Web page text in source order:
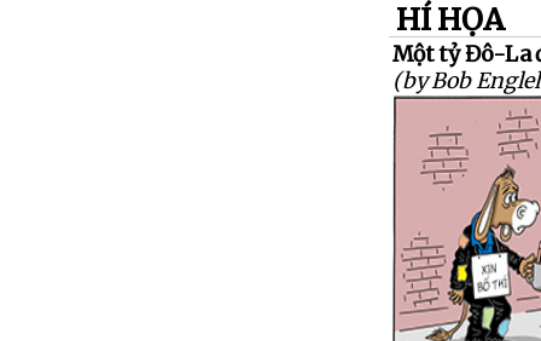
HÍ HỌA
Một tỷ Đô-La
(by Bob